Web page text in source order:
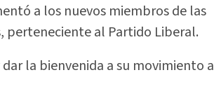
a los nuevos miembros de las
perteneciente al Partido Liberal.
la bienvenida a su movimiento a